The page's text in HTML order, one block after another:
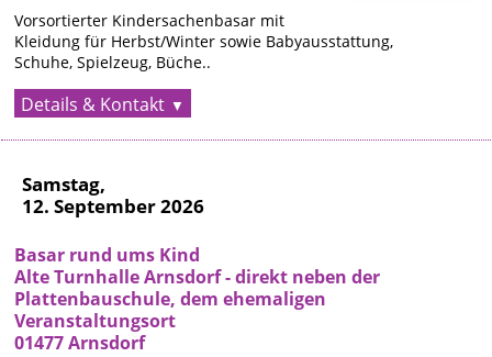
Vorsortierter Kindersachenbasar mit
Kleidung für Herbst/Winter sowie Babyausstattung,
Schuhe, Spielzeug, Büche..
Details & Kontakt
Samstag,
12. September 2026
Basar rund ums Kind
Alte Turnhalle Arnsdorf - direkt neben der
Plattenbauschule, dem ehemaligen
Veranstaltungsort
01477 Arnsdorf